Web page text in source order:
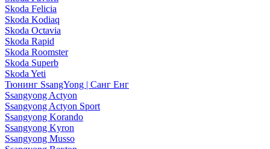
Skoda Felicia
Skoda Kodiaq
Skoda Octavia
Skoda Rapid
Skoda Roomster
Skoda Superb
Skoda Yeti
Тюнинг SsangYong | Санг Енг
Ssangyong Actyon
Ssangyong Actyon Sport
Ssangyong Korando
Ssangyong Kyron
Ssangyong Musso